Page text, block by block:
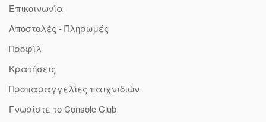
Επικοινωνία
Αποστολές - Πληρωμές
Προφίλ
Κρατήσεις
Προπαραγγελίες παιχνιδιών
Γνωρίστε το Console Club